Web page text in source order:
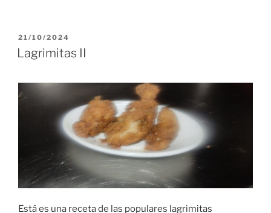
PUBLICADO
EL
21/10/2024
Lagrimitas II
Está es una receta de las populares lagrimitas